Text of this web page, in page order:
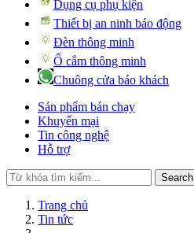
Dụng cụ phụ kiện
Thiết bị an ninh báo động
Đèn thông minh
Ổ cắm thông minh
Chuông cửa báo khách
Sản phẩm bán chạy
Khuyến mại
Tin công nghệ
Hỗ trợ
Search
Trang chủ
Tin tức